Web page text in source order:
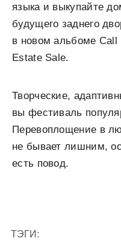
языка и выкупайте
будущего заднего
в новом альбоме Call
Estate Sale.
Творческие,
вы фестиваль
Перевоплощение в
не бывает лишним,
есть повод.
ТЭГИ: